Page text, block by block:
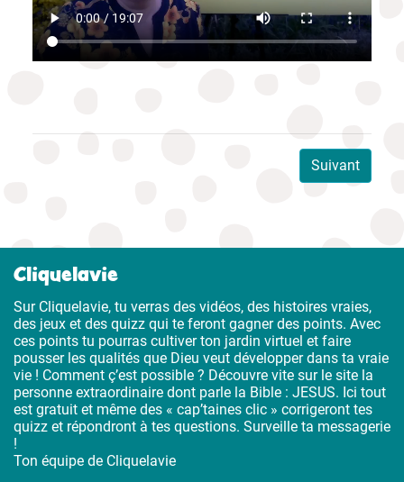
Suivant
Cliquelavie
Sur Cliquelavie, tu verras des vidéos, des histoires vraies,
des jeux et des quizz qui te feront gagner des points. Avec
ces points tu pourras cultiver ton jardin virtuel et faire
pousser les qualités que Dieu veut développer dans ta vraie
vie ! Comment ç’est possible ? Découvre vite sur le site la
personne extraordinaire dont parle la Bible : JESUS. Ici tout
est gratuit et même des « cap’taines clic » corrigeront tes
quizz et répondront à tes questions. Surveille ta messagerie
!
Ton équipe de Cliquelavie